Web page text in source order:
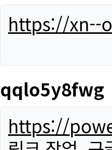
https://xn--
qqlo5y8fwg
https://